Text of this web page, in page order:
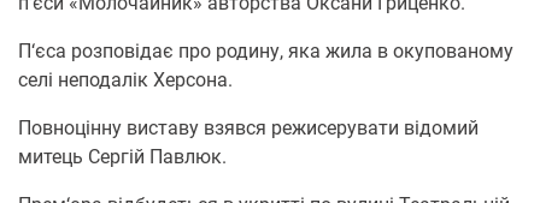
П‘єса розповідає про родину, яка жила в окупованому
селі неподалік Херсона.
Повноцінну виставу взявся режисерувати відомий
митець Сергій Павлюк.